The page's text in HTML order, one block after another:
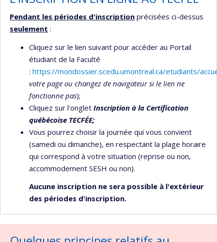
Pendant les périodes d'inscription précisées ci-dessus
seulement :
Cliquez sur le lien suivant pour accéder au Portail
étudiant de la Faculté
: https://mondossier.scedu.umontreal.ca/etudiants/
votre page ou changez de navigateur si le lien ne
fonctionne pas);
Cliquez sur l'onglet Inscription à la Certification
québécoise TECFÉE;
Vous pourrez choisir la journée qui vous convient
(samedi ou dimanche), en respectant la plage horaire
qui correspond à votre situation (reprise ou non,
accommodement SESH ou non).
Aucune inscription ne sera possible à l'extérieur
des périodes d'inscription.